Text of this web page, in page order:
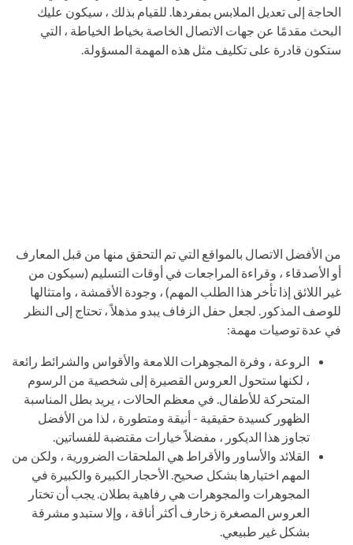
الحاجة إلى تعديل الملابس بمفردها. للقيام بذلك ، سيكون عليك
البحث مقدمًا عن جهات الاتصال الخاصة بخياط الخياطة ، التي
ستكون قادرة على تكليف مثل هذه المهمة المسؤولة.
من الأفضل الاتصال بالمواقع التي تم التحقق منها من قبل المعارف
أو الأصدقاء ، وقراءة المراجعات في أوقات التسليم (سيكون من
غير اللائق إذا تأخر هذا الطلب المهم) ، وجودة الأقمشة ، وامتثالها
للوصف المذكور. لجعل حفل الزفاف يبدو مذهلاً ، تحتاج إلى النظر
في عدة توصيات مهمة:
الروعة ، وفرة المجوهرات اللامعة والأقواس والشرائط رائعة
، لكنها ستحول العروس القصيرة إلى شخصية من الرسوم
المتحركة للأطفال. في معظم الحالات ، يريد بطل المناسبة
الظهور كسيدة حقيقية - أنيقة ومتطورة ، لذا من الأفضل
تجاوز هذا الديكور ، مفضلاً خيارات مقتضبة للفساتين.
القلائد والأساور والأقراط هي الملحقات الضرورية ، ولكن من
المهم اختيارها بشكل صحيح. الأحجار الكبيرة والكبيرة في
المجوهرات والمجوهرات هي رفاهية بطلان. يجب أن تختار
العروس المصغرة زخارف أكثر أناقة ، وإلا ستبدو مشرقة
بشكل غير طبيعي.